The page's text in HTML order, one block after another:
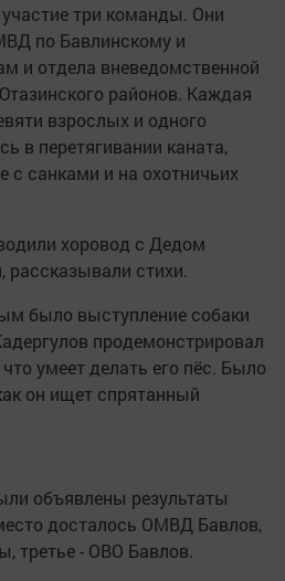
три команды. Они
по Бавлинскому и
и отдела вневедомственной
районов. Каждая
взрослых и одного
в перетягивании каната,
с санками и на охотничьих
хоровод с Дедом
рассказывали стихи.
было выступление собаки
продемонстрировал
умеет делать его пёс. Было
он ищет спрятанный
объявлены результаты
досталось ОМВД Бавлов,
третье - ОВО Бавлов.